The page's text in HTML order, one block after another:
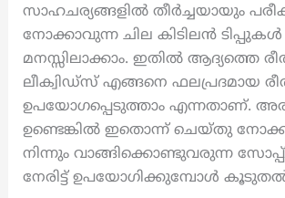
സാഹചര്യങ്ങളിൽ തീർച്ചയായും
നോക്കാവുന്ന ചില കിടിലൻ ടിപ്പുകൾ
മനസ്സിലാക്കാം. ഇതിൽ ആദ്യത്തെ
ലീക്വിഡ്സ് എങ്ങനെ ഫലപ്രദമായ
ഉപയോഗപ്പെടുത്താം എന്നതാണ്.
ഉണ്ടെങ്കിൽ ഇതൊന്ന് ചെയ്തു
നിന്നും വാങ്ങിക്കൊണ്ടുവരുന്ന സോപ്പ്
നേരിട്ട് ഉപയോഗിക്കുമ്പോൾ കൂടുതൽ